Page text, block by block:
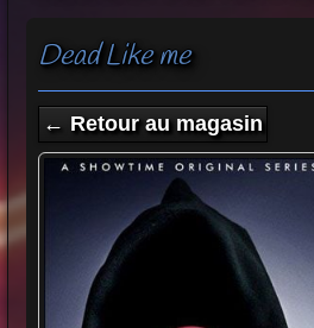
Dead Like me
← Retour au magasin